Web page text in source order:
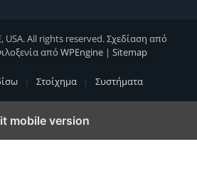
USA. All rights reserved. Σχεδίαση από
από WPEngine| Sitemap
Στοίχημα Συστήματα
mobile version